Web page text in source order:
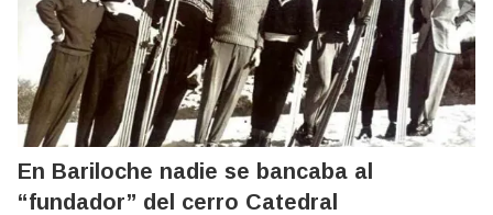
En Bariloche nadie se bancaba al
“fundador” del cerro Catedral